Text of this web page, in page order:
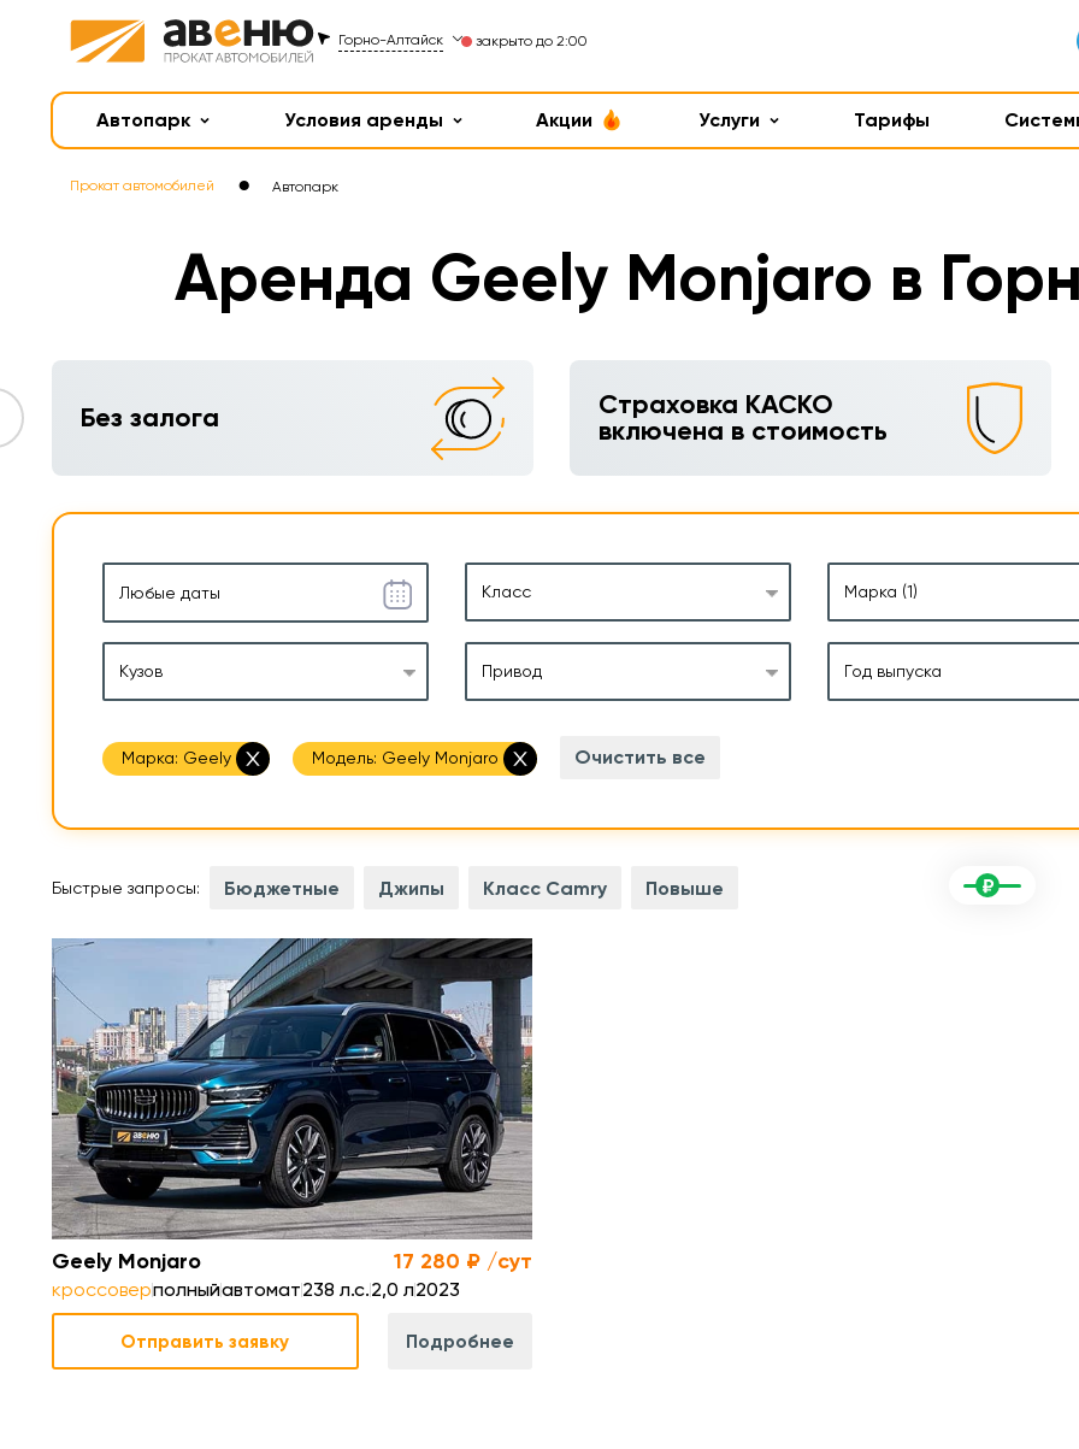
Горно-Алтайск закрыто до 2:00
Автопарк Условия аренды Акции Услуги Тарифы
Прокат автомобилей ● Автопарк
Аренда Geely Monjaro в
Без залога
Страховка КАСКО
включена в стоимость
Класс Марка (1)
Кузов Привод Год выпуска
Марка: Geely Модель: Geely Monjaro Очистить все
Быстрые запросы: Бюджетные Джипы Класс Camry Повыше
Geely Monjaro 17 280 ₽ /сут
кроссоверполныйавтомат238 л.с.2,0 л2023
Отправить заявку Подробнее